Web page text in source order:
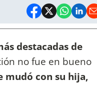
destacadas de
no fue en bueno
mudó con su hija,